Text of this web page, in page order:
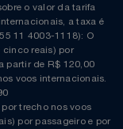
o valor da tarifa
a taxa é
11 4003-1118): O
cinco reais) por
partir de R$ 120,00
voos internacionais.
trecho nos voos
por passageiro e por